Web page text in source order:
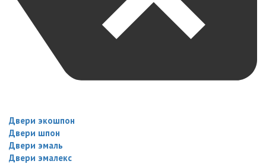
Двери экошпон
Двери шпон
Двери эмаль
Двери эмалекс